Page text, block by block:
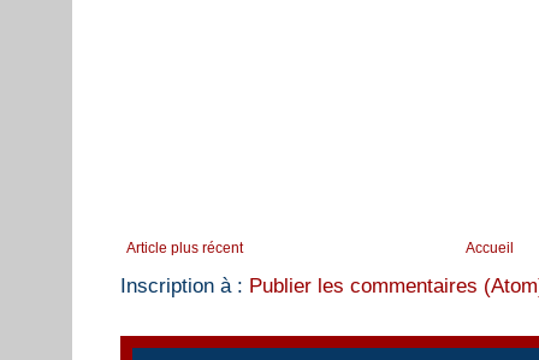
Article plus récent Accueil
Inscription à : Publier les commentaires